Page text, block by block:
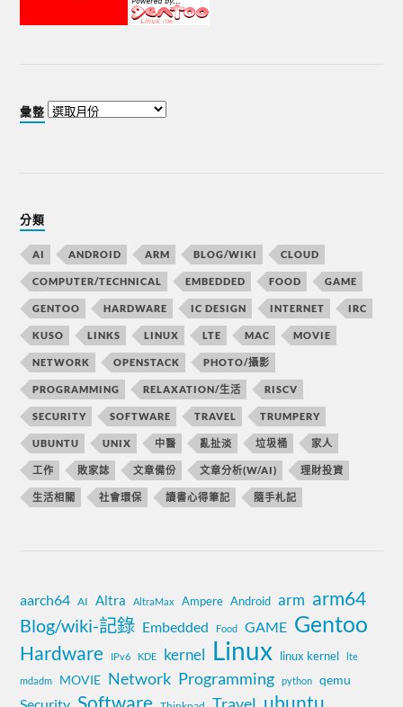
彙整
分類
AI ANDROID ARM BLOG/WIKI CLOUD
COMPUTER/TECHNICAL EMBEDDED FOOD GAME
GENTOO HARDWARE IC DESIGN INTERNET IRC
KUSO LINKS LINUX LTE MAC MOVIE
NETWORK OPENSTACK PHOTO/攝影
PROGRAMMING RELAXATION/生活 RISCV
SECURITY SOFTWARE TRAVEL TRUMPERY
UBUNTU UNIX 中醫 亂扯淡 垃圾桶 家人
工作 敗家誌 文章備份 文章分析(W/AI) 理財投資
生活相關 社會環保 讀書心得筆記 隨手札記
aarch64 AI Altra AltraMax Ampere Android arm arm64
Blog/wiki-記錄 Embedded Food GAME Gentoo
Hardware IPv6 KDE kernel Linux linux kernel lte
mdadm MOVIE Network Programming python qemu
Software ubuntu